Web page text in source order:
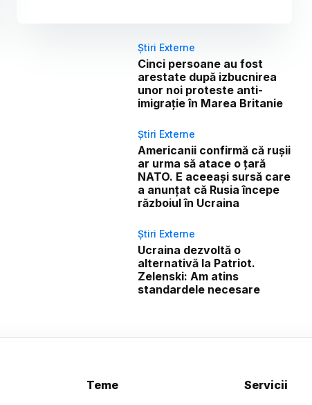
Știri Externe
Cinci persoane au fost
arestate după izbucnirea
unor noi proteste anti-
imigrație în Marea Britanie
Știri Externe
Americanii confirmă că rușii
ar urma să atace o țară
NATO. E aceeași sursă care
a anunțat că Rusia începe
războiul în Ucraina
Știri Externe
Ucraina dezvoltă o
alternativă la Patriot.
Zelenski: Am atins
standardele necesare
Teme Servicii